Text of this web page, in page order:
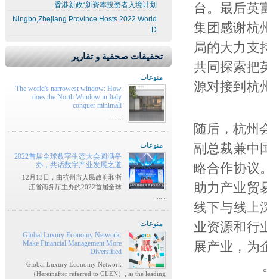
台。最后英
集团感谢杭
局的大力支
共同探索把
源对接到杭
随后，杭州
副总裁兼中
略合作协议
助力产业贸
线下与线上
业资源和行
展产业，为
香港新政“新资本投资者入境计划
Ningbo,Zhejiang Province Hosts 2022 World
D
تحقيقات صحفية و تقارير
منوعات
The world's narrowest window: How
does the North Window in Italy
conquer minimali
منوعات
2022首届全球数字生态大会圆满举
办，共话数字产业发展之道
12月13日，由杭州市人民政府和浙
江省商务厅主办的2022首届全球
منوعات
Global Luxury Economy Network:
Make Financial Management More
Diversified
Global Luxury Economy Network
（Hereinafter referred to GLEN）, as the leading